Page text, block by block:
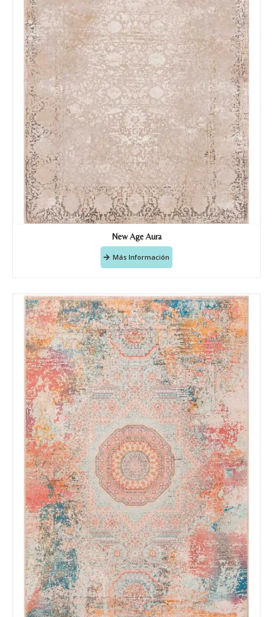
New Age Aura
Más Información
Nombre y apellido *
Teléfono
Correo electronico*
Tu mensaje.
Doy mi consentimiento para que
esta web almacene la
información que envío para que
puedan responder a mi petición.
Recibir mi oferta